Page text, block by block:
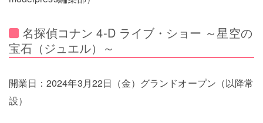
名探偵コナン 4-D ライブ・ショー ～星空の
宝石（ジュエル）～
開業日：2024年3月22日（金）グランドオープン（以降常
設）